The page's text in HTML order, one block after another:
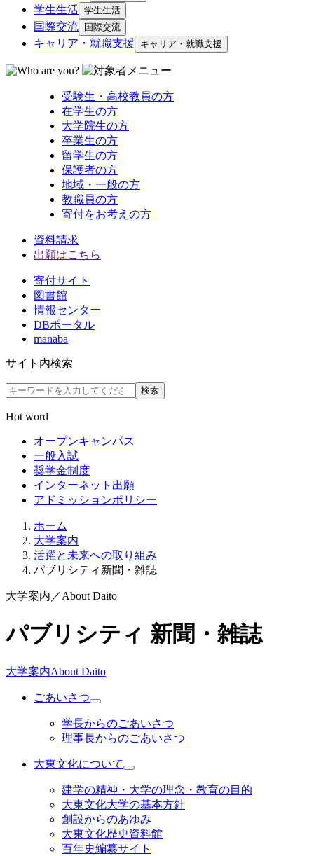
学生生活 学生生活
国際交流 国際交流
キャリア・就職支援 キャリア・就職支援
受験生・高校教員の方
在学生の方
大学院生の方
卒業生の方
留学生の方
保護者の方
地域・一般の方
教職員の方
寄付をお考えの方
資料請求
出願はこちら
寄付サイト
図書館
情報センター
DBポータル
manaba
サイト内検索
検索
Hot word
オープンキャンパス
一般入試
奨学金制度
インターネット出願
アドミッションポリシー
ホーム
大学案内
活躍と未来への取り組み
パブリシティ新聞・雑誌
大学案内 ／About Daito
パブリシティ 新聞・雑誌
大学案内About Daito
ごあいさつ
学長からのごあいさつ
理事長からのごあいさつ
大東文化について
建学の精神・大学の理念・教育の目的
大東文化大学の基本方針
創設からのあゆみ
大東文化歴史資料館
百年史編纂サイト